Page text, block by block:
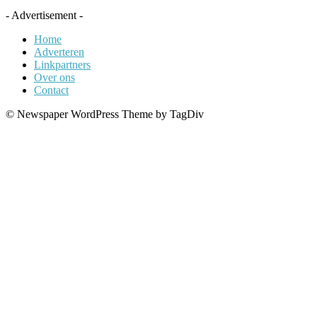
- Advertisement -
Home
Adverteren
Linkpartners
Over ons
Contact
© Newspaper WordPress Theme by TagDiv